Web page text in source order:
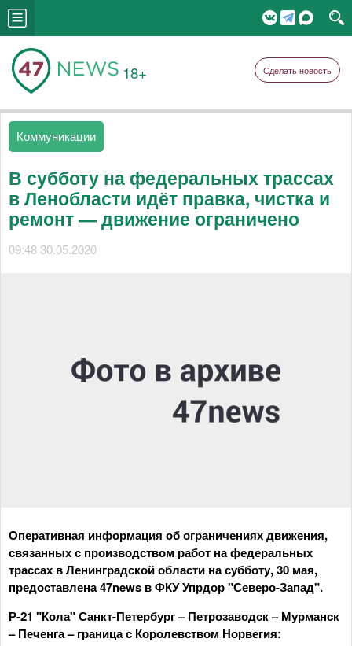
18+ Сделать новость
Коммуникации
В субботу на федеральных трассах
в Ленобласти идёт правка, чистка и
ремонт — движение ограничено
09:48 30.05.2020
Оперативная информация об ограничениях движения,
связанных с производством работ на федеральных
трассах в Ленинградской области на субботу, 30 мая,
предоставлена 47news в ФКУ Упрдор "Северо-Запад".
Р-21 "Кола" Санкт-Петербург – Петрозаводск – Мурманск
– Печенга – граница с Королевством Норвегия: